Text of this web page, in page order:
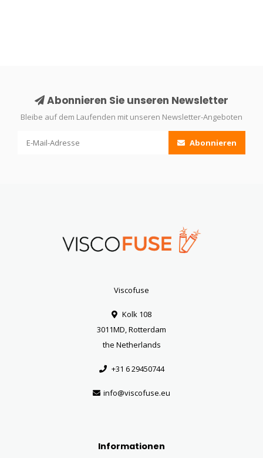
Abonnieren Sie unseren Newsletter
Bleibe auf dem Laufenden mit unseren Newsletter-Angeboten
Abonnieren
Viscofuse
Kolk 108
3011MD, Rotterdam
the Netherlands
+31 6 29450744
info@viscofuse.eu
Informationen